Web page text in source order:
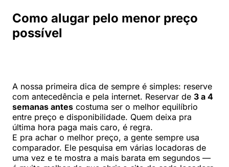
Como alugar pelo menor preço
possível
A nossa primeira dica de sempre é simples: reserve
com antecedência e pela internet. Reservar de 3 a 4
semanas antes costuma ser o melhor equilíbrio
entre preço e disponibilidade. Quem deixa pra
última hora paga mais caro, é regra.
E pra achar o melhor preço, a gente sempre usa
comparador. Ele pesquisa em várias locadoras de
uma vez e te mostra a mais barata em segundos —